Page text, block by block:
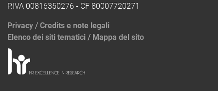
P.IVA 00816350276 - CF 80007720271
Privacy / Credits e note legali
Elenco dei siti tematici / Mappa del sito